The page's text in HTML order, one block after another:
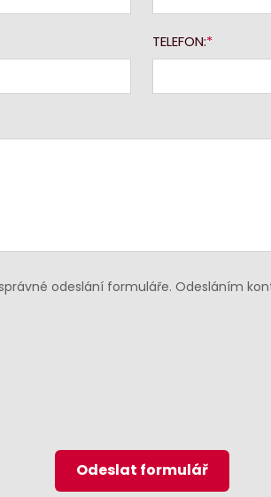
TELEFON:
odeslání formuláře. Odesláním
Odeslat formulář